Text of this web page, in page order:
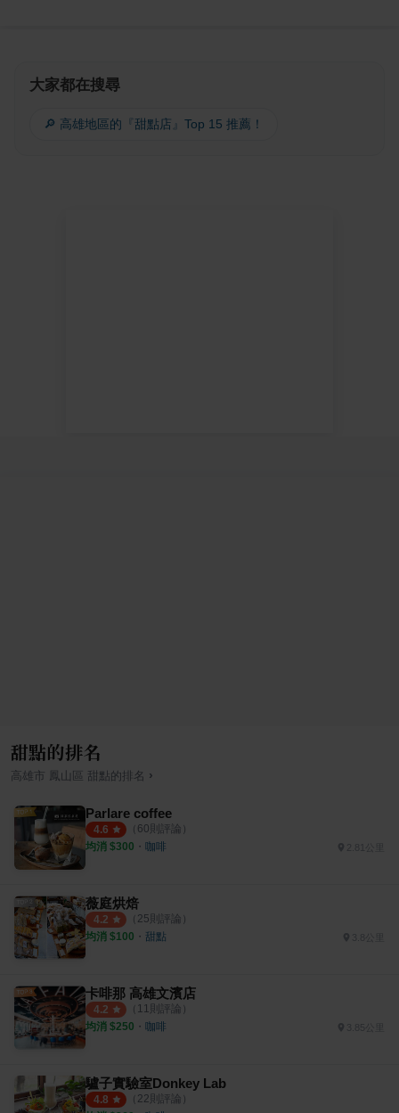
大家都在搜尋
🔎 高雄地區的『甜點店』Top 15 推薦！
甜點的排名
高雄市 鳳山區 甜點的排名 ›
Parlare coffee
4.6 （ 60則評論）
均消 $300 ・ 咖啡
薇庭烘焙
4.2 （ 25則評論）
均消 $100 ・ 甜點
卡啡那 高雄文濱店
4.2 （ 11則評論）
均消 $250 ・ 咖啡 3.85公里
驢子實驗室Donkey Lab
4.8 （ 22則評論）